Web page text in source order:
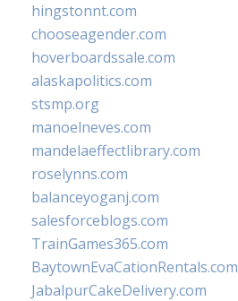
hingstonnt.com
chooseagender.com
hoverboardssale.com
alaskapolitics.com
stsmp.org
manoelneves.com
mandelaeffectlibrary.com
roselynns.com
balanceyoganj.com
salesforceblogs.com
TrainGames365.com
BaytownEvaCationRentals.com
JabalpurCakeDelivery.com